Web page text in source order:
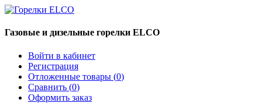
Газовые и дизельные горелки ELCO
Войти в кабинет
Регистрация
Отложенные товары (0)
Сравнить (0)
Оформить заказ